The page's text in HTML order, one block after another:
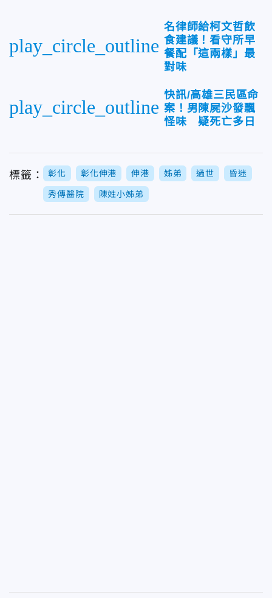
play_circle_outline
名律師給柯文哲飲
食建議！看守所早
餐配「這兩樣」最
對味
play_circle_outline
快訊/高雄三民區命
案！男陳屍沙發飄
怪味 疑死亡多日
標籤： 彰化 彰化伸港 伸港 姊弟 過世 昏迷
秀傳醫院 陳姓小姊弟